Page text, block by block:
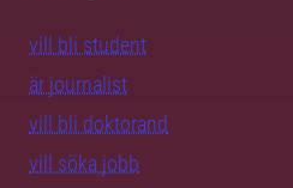
vill bli student
är journalist
vill bli doktorand
vill söka jobb